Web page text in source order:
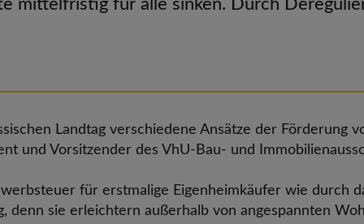
mittelfristig für alle sinken. Durch
Landtag verschiedene Ansätze der Förderung
und Vorsitzender des VhU-Bau- und
für erstmalige Eigenheimkäufer wie durch
denn sie erleichtern außerhalb von angespannten